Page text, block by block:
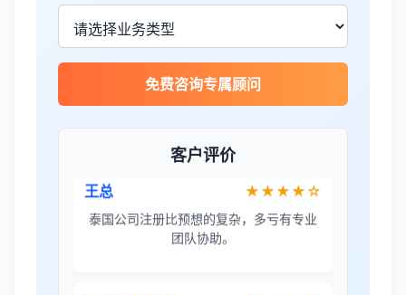
免费咨询专属顾问
客户评价
律手续，非常专业。
★★★★☆
泰国公司注册比预想的复杂，多亏有专业
Sophie Martin ★★★★★
BOI申请非常顺利，节省了大量时间和成
本。